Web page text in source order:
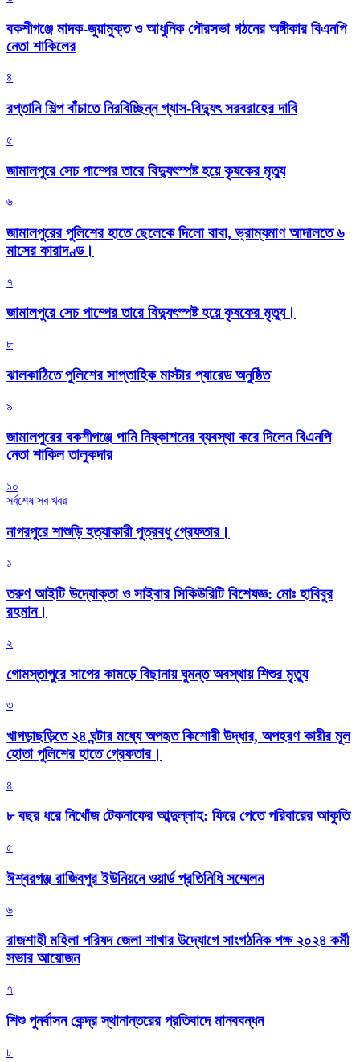
বকশীগঞ্জে মাদক-জুয়ামুক্ত ও আধুনিক পৌরসভা গঠনের অঙ্গীকার বিএনপি
নেতা শাকিলের
৪
রপ্তানি শিল্প বাঁচাতে নিরবিচ্ছিন্ন গ্যাস-বিদ্যুৎ সরবরাহের দাবি
৫
জামালপুরে সেচ পাম্পের তারে বিদ্যুৎস্পষ্ট হয়ে কৃষকের মৃত্যু
৬
জামালপুরের পুলিশের হাতে ছেলেকে দিলো বাবা, ভ্রাম্যমাণ আদালতে ৬
মাসের কারাদণ্ড।
৭
জামালপুরে সেচ পাম্পের তারে বিদ্যুৎস্পষ্ট হয়ে কৃষকের মৃত্যু।
৮
‎ঝালকাঠিতে পুলিশের সাপ্তাহিক মাস্টার প্যারেড অনুষ্ঠিত
৯
জামালপুরের বকশীগঞ্জে পানি নিষ্কাশনের ব্যবস্থা করে দিলেন বিএনপি
নেতা শাকিল তালুকদার
১০
সর্বশেষ সব খবর
নাগরপুরে শাশুড়ি হত্যাকারী পুত্রবধু গ্রেফতার।
১
তরুণ আইটি উদ্যোক্তা ও সাইবার সিকিউরিটি বিশেষজ্ঞ: মোঃ হাবিবুর
রহমান।
২
গোমস্তাপুরে সাপের কামড়ে বিছানায় ঘুমন্ত অবস্থায় শিশুর মৃত্যু
৩
খাগড়াছড়িতে ২৪ ঘন্টার মধ্যে অপহৃত কিশোরী উদ্ধার, অপহরণ কারীর মূল
হোতা পুলিশের হাতে গ্রেফতার।
৪
৮ বছর ধরে নিখোঁজ টেকনাফের আব্দুল্লাহ: ফিরে পেতে পরিবারের আকুতি
৫
ঈশ্বরগঞ্জ রাজিবপুর ইউনিয়নে ওয়ার্ড প্রতিনিধি সম্মেলন
৬
রাজশাহী মহিলা পরিষদ জেলা শাখার উদ্যোগে সাংগঠনিক পক্ষ ২০২৪ কর্মী
সভার আয়োজন
৭
শিশু পুনর্বাসন কেন্দ্র স্থানান্তরের প্রতিবাদে মানববন্ধন
৮